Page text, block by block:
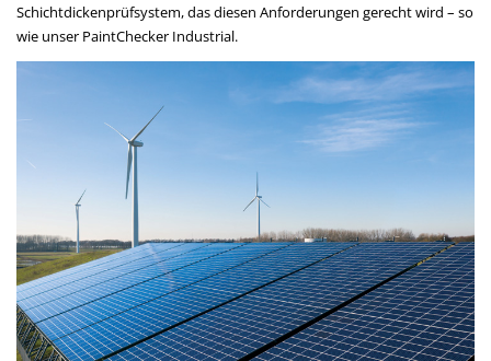
Schichtdickenprüfsystem, das diesen Anforderungen gerecht wird – so
wie unser PaintChecker Industrial.